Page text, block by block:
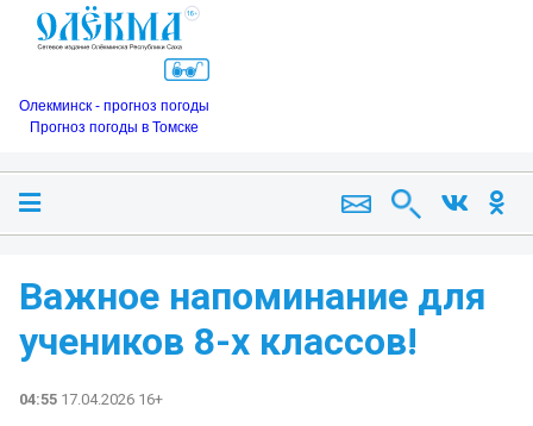
Олекминск - прогноз погоды
Прогноз погоды в Томске
Важное напоминание для
учеников 8-х классов!
04:55 17.04.2026 16+